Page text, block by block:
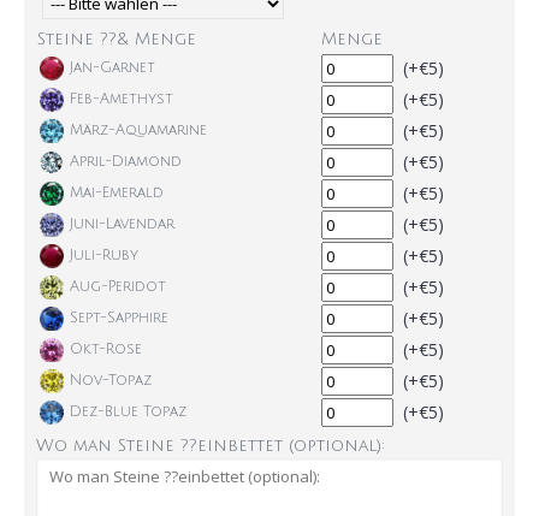
Steine ??& Menge Menge
Jan-Garnet (+€5)
Feb-Amethyst (+€5)
März-Aquamarine (+€5)
April-Diamond (+€5)
Mai-Emerald (+€5)
Juni-Lavendar (+€5)
Juli-Ruby (+€5)
Aug-Peridot (+€5)
Sept-Sapphire (+€5)
Okt-Rose (+€5)
Nov-Topaz (+€5)
Dez-Blue Topaz (+€5)
Wo man Steine ??einbettet (optional):